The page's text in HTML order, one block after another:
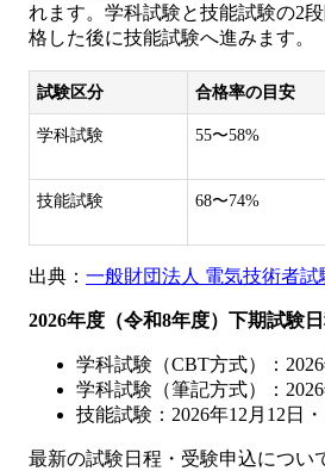
れます。学科試験と技能試験の2
格した後に技能試験へ進みます。
試験区分 合格率の目安
学科試験 55〜58%
技能試験 68〜74%
出典： 一般財団法人 電気技術者試
2026年度（令和8年度）下期試験
学科試験（CBT方式）：
学科試験（筆記方式）：2026
技能試験：2026年12月12日・
最新の試験日程・受験申込につい